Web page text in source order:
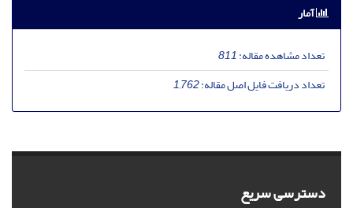
آمار
تعداد مشاهده مقاله:811
تعداد دریافت فایل اصل مقاله:1,762
دسترسی سریع